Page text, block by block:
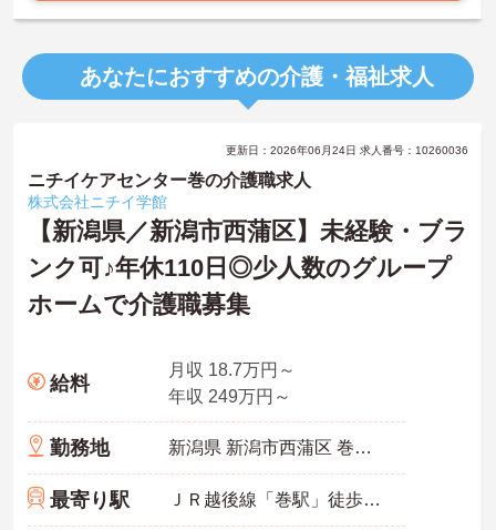
あなたにおすすめの介護・福祉求人
更新日：2026年06月24日 求人番号：10260036
ニチイケアセンター巻の介護職求人
株式会社ニチイ学館
【新潟県／新潟市西蒲区】未経験・ブラ
ンク可♪年休110日◎少人数のグループ
ホームで介護職募集
給料
月収 18.7万円～
年収 249万円～
勤務地 新潟県 新潟市西蒲区 巻甲423
最寄り駅 ＪＲ越後線「巻駅」徒歩7分